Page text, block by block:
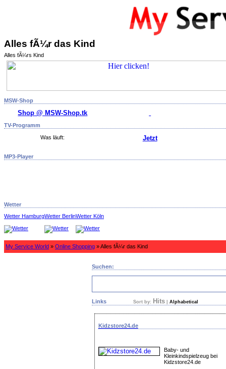
Alles fÃ¼r das Kind
Alles fÃ¼rs Kind
MSW-Shop
Shop @ MSW-Shop.tk
TV-Programm
Was läuft:
Jetzt
MP3-Player
Wetter
Wetter HamburgWetter BerlinWetter Köln
My Service World » Online Shopping » Alles fÃ¼r das Kind
Suchen:
Links Sort by: Hits| Alphabetical
Kidzstore24.de
Baby- und
Kleinkindspielzeug bei
Kidzstore24.de